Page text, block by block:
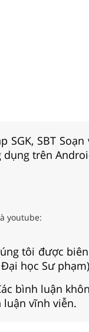
SBT Soạn
trên
youtube:
tôi được
học Sư
bình luận
luận vĩnh viễn.